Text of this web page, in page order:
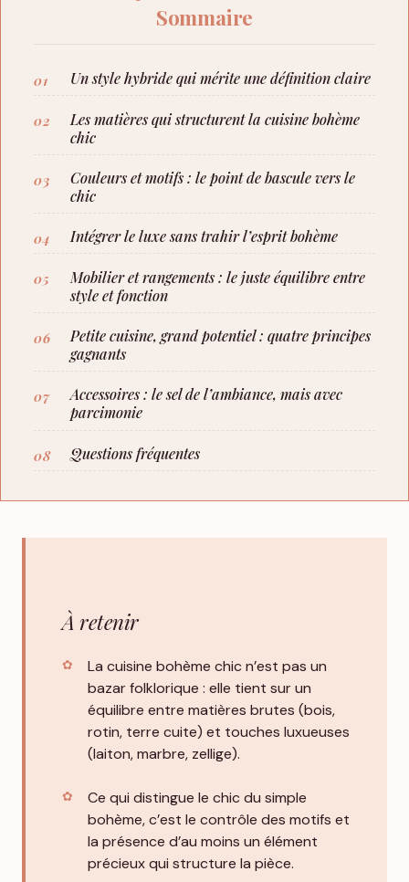
Sommaire
Un style hybride qui mérite une définition claire
Les matières qui structurent la cuisine bohème
chic
Couleurs et motifs : le point de bascule vers le
chic
Intégrer le luxe sans trahir l’esprit bohème
Mobilier et rangements : le juste équilibre entre
style et fonction
Petite cuisine, grand potentiel : quatre principes
gagnants
Accessoires : le sel de l’ambiance, mais avec
parcimonie
Questions fréquentes
À retenir
La cuisine bohème chic n’est pas un
bazar folklorique : elle tient sur un
équilibre entre matières brutes (bois,
rotin, terre cuite) et touches luxueuses
(laiton, marbre, zellige).
Ce qui distingue le chic du simple
bohème, c’est le contrôle des motifs et
la présence d’au moins un élément
précieux qui structure la pièce.